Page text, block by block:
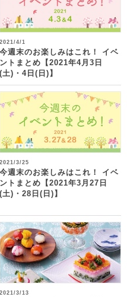
2021/4/1
今週末のお楽しみはこれ！ イベ
ントまとめ【2021年4月3日
(土)・4日(日)】
2021/3/25
今週末のお楽しみはこれ！ イベ
ントまとめ【2021年3月27日
(土)・28日(日)】
2021/3/13